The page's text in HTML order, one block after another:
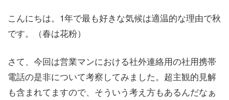
こんにちは。1年で最も好きな気候は適温的な理由で秋
です。（春は花粉）
さて、今回は営業マンにおける社外連絡用の社用携帯
電話の是非について考察してみました。超主観的見解
も含まれてますので、そういう考え方もあるんだなぁ